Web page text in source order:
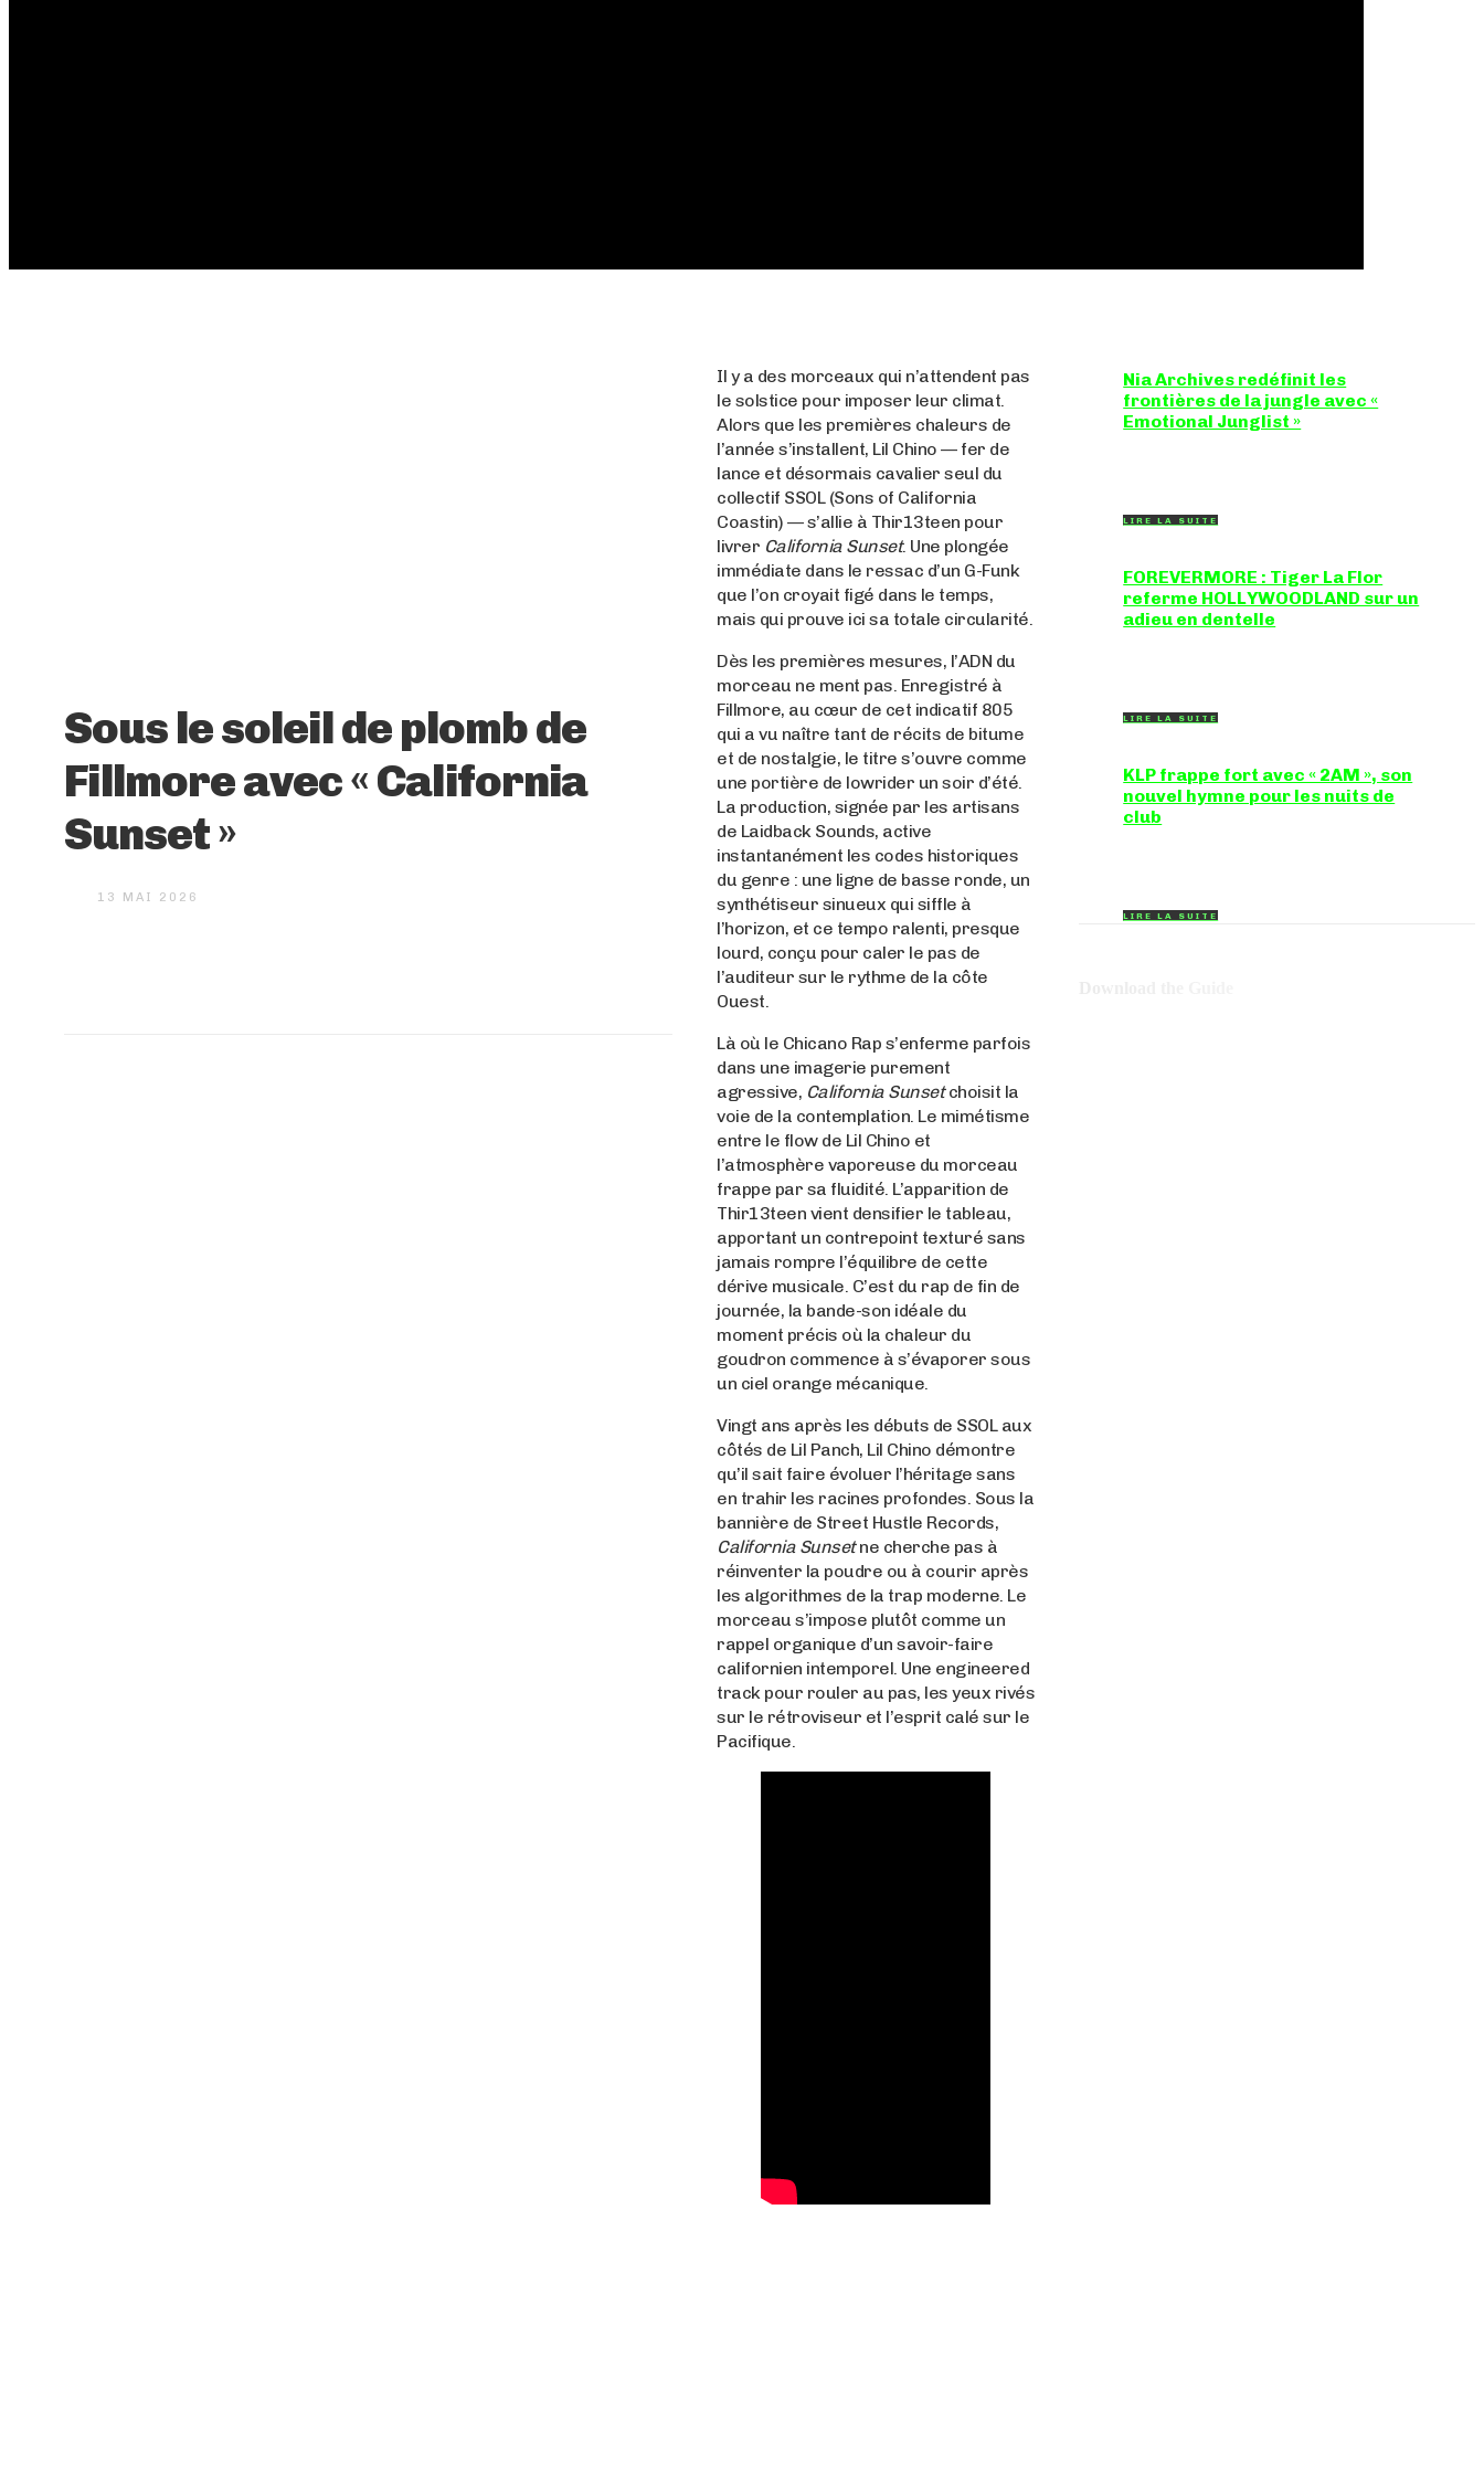
Sous le soleil de plomb de
Fillmore avec « California
Sunset »
13 MAI 2026
Il y a des morceaux qui n’attendent pas
le solstice pour imposer leur climat.
Alors que les premières chaleurs de
l’année s’installent, Lil Chino — fer de
lance et désormais cavalier seul du
collectif SSOL (Sons of California
Coastin) — s’allie à Thir13teen pour
livrer California Sunset. Une plongée
immédiate dans le ressac d’un G-Funk
que l’on croyait figé dans le temps,
mais qui prouve ici sa totale circularité.
Dès les premières mesures, l’ADN du
morceau ne ment pas. Enregistré à
Fillmore, au cœur de cet indicatif 805
qui a vu naître tant de récits de bitume
et de nostalgie, le titre s’ouvre comme
une portière de lowrider un soir d’été.
La production, signée par les artisans
de Laidback Sounds, active
instantanément les codes historiques
du genre : une ligne de basse ronde, un
synthétiseur sinueux qui siffle à
l’horizon, et ce tempo ralenti, presque
lourd, conçu pour caler le pas de
l’auditeur sur le rythme de la côte
Ouest.
Là où le Chicano Rap s’enferme parfois
dans une imagerie purement
agressive, California Sunsetchoisit la
voie de la contemplation. Le mimétisme
entre le flow de Lil Chino et
l’atmosphère vaporeuse du morceau
frappe par sa fluidité. L’apparition de
Thir13teen vient densifier le tableau,
apportant un contrepoint texturé sans
jamais rompre l’équilibre de cette
dérive musicale. C’est du rap de fin de
journée, la bande-son idéale du
moment précis où la chaleur du
goudron commence à s’évaporer sous
un ciel orange mécanique.
Vingt ans après les débuts de SSOL aux
côtés de Lil Panch, Lil Chino démontre
qu’il sait faire évoluer l’héritage sans
en trahir les racines profondes. Sous la
bannière de Street Hustle Records,
California Sunsetne cherche pas à
réinventer la poudre ou à courir après
les algorithmes de la trap moderne. Le
morceau s’impose plutôt comme un
rappel organique d’un savoir-faire
californien intemporel. Une engineered
track pour rouler au pas, les yeux rivés
sur le rétroviseur et l’esprit calé sur le
Pacifique.
Nia Archives redéfinit les
frontières de la jungle avec «
Emotional Junglist »
LIRE LA SUITE
FOREVERMORE : Tiger La Flor
referme HOLLYWOODLAND sur un
adieu en dentelle
LIRE LA SUITE
KLP frappe fort avec « 2AM », son
nouvel hymne pour les nuits de
club
LIRE LA SUITE